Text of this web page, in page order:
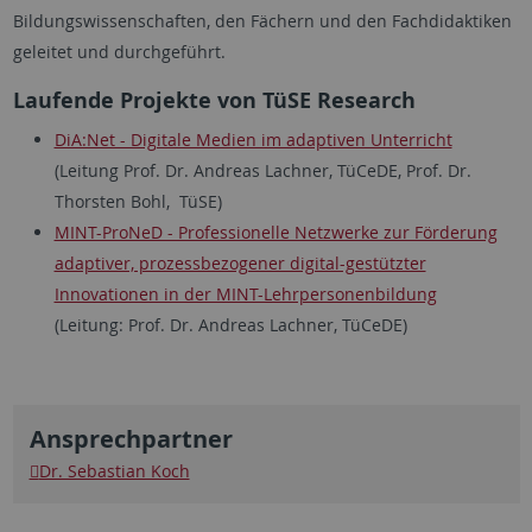
Bildungswissenschaften, den Fächern und den Fachdidaktiken
geleitet und durchgeführt.
Laufende Projekte von TüSE Research
DiA:Net - Digitale Medien im adaptiven Unterricht
(Leitung Prof. Dr. Andreas Lachner, TüCeDE, Prof. Dr.
Thorsten Bohl, TüSE)
MINT-ProNeD - Professionelle Netzwerke zur Förderung
adaptiver, prozessbezogener digital-gestützter
Innovationen in der MINT-Lehrpersonenbildung
(Leitung: Prof. Dr. Andreas Lachner, TüCeDE)
Ansprechpartner
Dr. Sebastian Koch